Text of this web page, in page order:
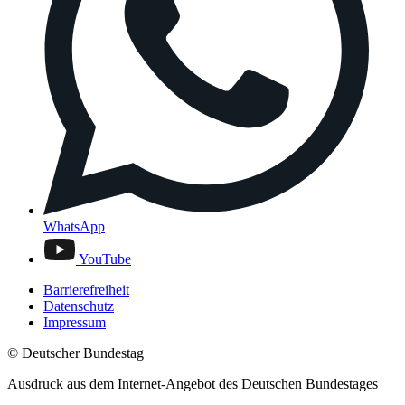
WhatsApp
YouTube
Barrierefreiheit
Datenschutz
Impressum
© Deutscher Bundestag
Ausdruck aus dem Internet-Angebot des Deutschen Bundestages